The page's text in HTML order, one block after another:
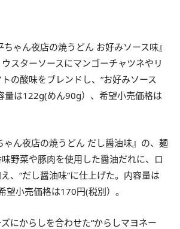
ゃん夜店の焼うどん お好みソース味』
スターソースにマンゴーチャツネやリ
の酸味をブレンドし、“お好みソース
量は122g(めん90g）、希望小売価格は
ゃん夜店の焼うどん だし醤油味』の、麺
野菜や豚肉を使用した醤油だれに、ロ
、“だし醤油味”に仕上げた。内容量は
小売価格は170円(税別）。
にからしを合わせた“からしマヨネー